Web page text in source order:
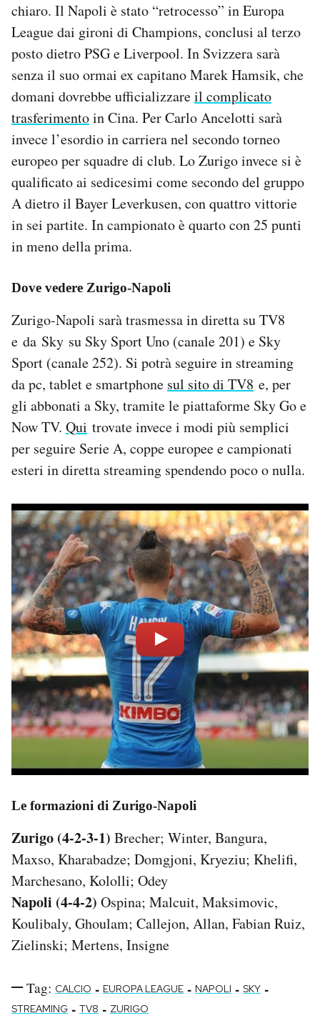
AREA PERSONALE
Area Personale
Notifiche mobile
Regala il Post
Hai bisogno di aiuto?
Esci
chiaro. Il Napoli è stato “retrocesso” in Europa
League dai gironi di Champions, conclusi al terzo
posto dietro PSG e Liverpool. In Svizzera sarà
senza il suo ormai ex capitano Marek Hamsik, che
domani dovrebbe ufficializzareil complicato
trasferimentoin Cina. Per Carlo Ancelotti sarà
invece l’esordio in carriera nel secondo torneo
europeo per squadre di club. Lo Zurigo invece si è
qualificato ai sedicesimi come secondo del gruppo
A dietro il Bayer Leverkusen, con quattro vittorie
in sei partite. In campionato è quarto con 25 punti
in meno della prima.
Dove vedere Zurigo-Napoli
Zurigo-Napoli sarà trasmessa in diretta su TV8
e da Sky su Sky Sport Uno (canale 201) e Sky
Sport (canale 252). Si potrà seguire in streaming
da pc, tablet e smartphone sul sito di TV8 e, per
gli abbonati a Sky, tramite le piattaforme Sky Go e
Now TV. Qui trovate invece i modi più semplici
per seguire Serie A, coppe europee e campionati
esteri in diretta streaming spendendo poco o nulla.
Le formazioni di Zurigo-Napoli
Zurigo (4-2-3-1) Brecher; Winter, Bangura,
Maxso, Kharabadze; Domgjoni, Kryeziu; Khelifi,
Marchesano, Kololli; Odey
Napoli (4-4-2) Ospina; Malcuit, Maksimovic,
Koulibaly, Ghoulam; Callejon, Allan, Fabian Ruiz,
Zielinski; Mertens, Insigne
Tag: CALCIO - EUROPA LEAGUE - NAPOLI - SKY -
STREAMING - TV8 - ZURIGO